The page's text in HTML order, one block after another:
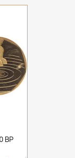
BP